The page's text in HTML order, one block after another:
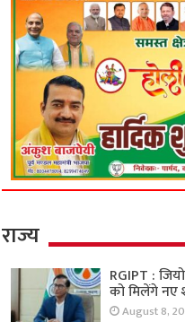
राज्य
RGIPT :
को मिलेंगे
August 8,